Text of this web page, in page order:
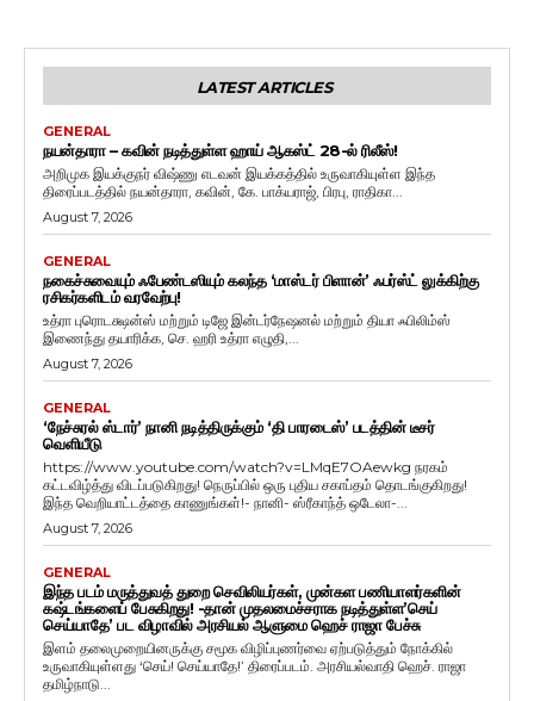
LATEST ARTICLES
GENERAL
நயன்தாரா – கவின் நடித்துள்ள ஹாய் ஆகஸ்ட் 28-ல் ரிலீஸ்!
அறிமுக இயக்குநர் விஷ்ணு எடவன் இயக்கத்தில் உருவாகியுள்ள இந்த
திரைப்படத்தில் நயன்தாரா, கவின், கே. பாக்யராஜ், பிரபு, ராதிகா...
August 7, 2026
GENERAL
நகைச்சுவையும் ஃபேண்டஸியும் கலந்த ‘மாஸ்டர் பிளான்’ ஃபர்ஸ்ட் லுக்கிற்கு
ரசிகர்களிடம் வரவேற்பு!
உத்ரா புரொடக்ஷன்ஸ் மற்றும் டிஜே இன்டர்நேஷனல் மற்றும் தியா ஃபிலிம்ஸ்
இணைந்து தயாரிக்க, செ. ஹரி உத்ரா எழுதி,...
August 7, 2026
GENERAL
‘நேச்சுரல் ஸ்டார்’ நானி நடித்திருக்கும் ‘தி பாரடைஸ்’ படத்தின் டீசர்
வெளியீடு
https://www.youtube.com/watch?v=LMqE7OAewkg நரகம்
கட்டவிழ்த்து விடப்படுகிறது! நெருப்பில் ஒரு புதிய சகாப்தம் தொடங்குகிறது!
இந்த வெறியாட்டத்தை காணுங்கள்!- நானி- ஸ்ரீகாந்த் ஒடேலா-...
August 7, 2026
GENERAL
இந்த படம் மருத்துவத் துறை செவிலியர்கள், முன்கள பணியாளர்களின்
கஷ்டங்களைப் பேசுகிறது! -தான் முதலமைச்சராக நடித்துள்ள’செய்
செய்யாதே’ பட விழாவில் அரசியல் ஆளுமை ஹெச் ராஜா பேச்சு
இளம் தலைமுறையினருக்கு சமூக விழிப்புணர்வை ஏற்படுத்தும் நோக்கில்
உருவாகியுள்ளது ‘செய்! செய்யாதே!’ திரைப்படம். அரசியல்வாதி ஹெச். ராஜா
தமிழ்நாடு...